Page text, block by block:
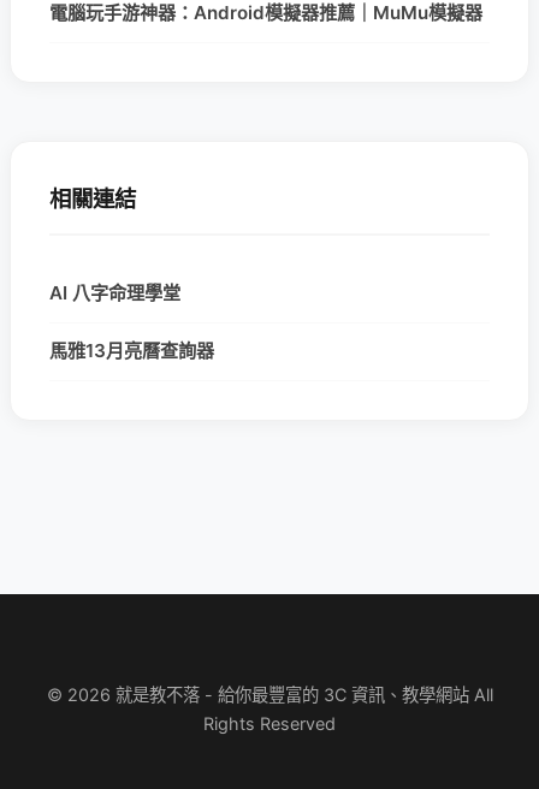
電腦玩手游神器：Android模擬器推薦｜MuMu模擬器
相關連結
AI 八字命理學堂
馬雅13月亮曆查詢器
© 2026 就是教不落 - 給你最豐富的 3C 資訊、教學網站 All
Rights Reserved